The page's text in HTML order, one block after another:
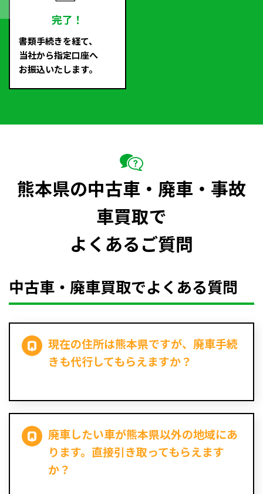
完了！
書類手続きを経て、
当社から指定口座へ
お振込いたします。
熊本県の中古車・廃車・事故
車買取で
よくあるご質問
中古車・廃車買取でよくある質問
現在の住所は熊本県ですが、廃車手続
きも代行してもらえますか？
廃車したい車が熊本県以外の地域にあ
ります。直接引き取ってもらえます
か？